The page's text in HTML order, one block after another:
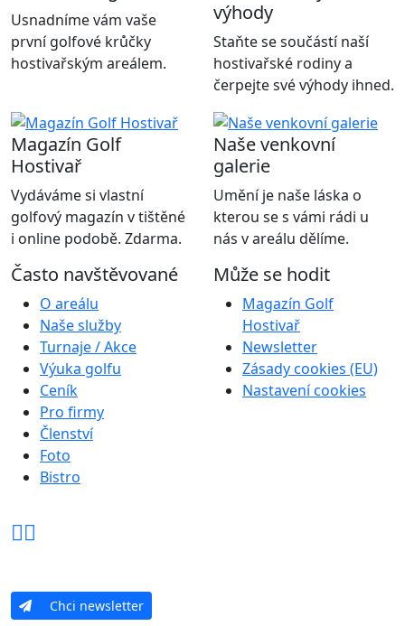
Usnadníme vám vaše
první golfové krůčky
hostivařským areálem.
výhody
Staňte se součástí naší
hostivařské rodiny a
čerpejte své výhody ihned.
Magazín Golf
Hostivař
Vydáváme si vlastní
golfový magazín v tištěné
i online podobě. Zdarma.
Naše venkovní
galerie
Umění je naše láska o
kterou se s vámi rádi u
nás v areálu dělíme.
Často navštěvované
O areálu
Naše služby
Turnaje / Akce
Výuka golfu
Ceník
Pro firmy
Členství
Foto
Bistro
Může se hodit
Magazín Golf
Hostivař
Newsletter
Zásady cookies (EU)
Nastavení cookies
Chci newsletter